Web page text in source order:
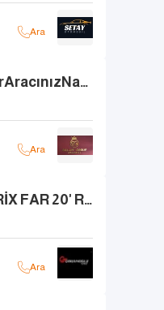
Ara
VadeTakasKartaTaksitKrediArsaTakasıOlurAracınızNakitAlınır
Ara
2016 AUDİ A6 2.0TDİ QUATTRO S-LİNE MATRİX FAR 20' RS JNT BOYASIZ
Ara